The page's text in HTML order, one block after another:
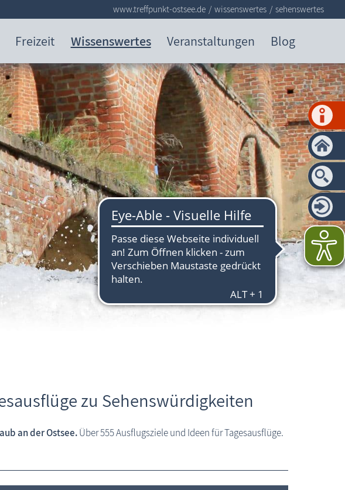
Freizeit Wissenswertes Veranstaltungen Blog
www.treffpunkt-ostsee.de wissenswertes sehenswertes
zu Sehenswürdigkeiten
an der Ostsee.Über 555 Ausflugsziele und Ideen für Tages­ausflüge.